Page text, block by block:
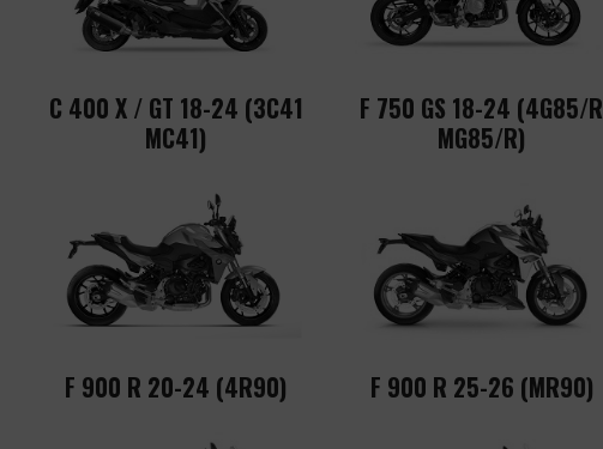
C 400 X / GT 18-24 (3C41
MC41)
F 750 GS 18-24 (4G85/R
MG85/R)
F 900 R 20-24 (4R90) F 900 R 25-26 (MR90)